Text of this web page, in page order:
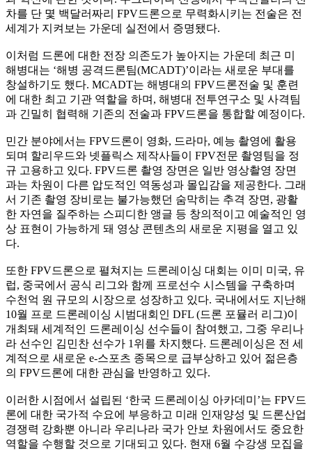
차를 단 몇 백달러짜리 FPV드론으로 무력화시키는 전술은 전
세계가 지켜보는 가운데 실전에서 증명됐다.
이처럼 드론에 대한 전장 의존도가 높아지는 가운데 최근 미
해병대는 ‘해병 공격드론팀(MCADT)’이라는 새로운 부대를
창설하기도 했다. MCADT는 해병대의 FPV드론전술 및 훈련
에 대한 최고 기관 역할을 하며, 해병대 전투연구소 및 사격팀
과 긴밀히 협력해 기존의 전술과 FPV드론을 통합할 예정이다.
민간 분야에서는 FPV드론이 영화, 드라마, 예능 촬영에 활용
되며 할리우드와 넷플릭스 제작사들이 FPV전문 촬영팀을 정
규 고용하고 있다. FPV드론 촬영 장면은 일반 영상촬영 장면
과는 차원이 다른 압도적인 역동성과 몰입감을 제공한다. 그래
서 기존 촬영 장비로는 불가능했던 숨막히는 추격 장면, 광활
한 자연을 질주하는 스피디한 앵글 등 창의적이고 예술적인 영
상 표현이 가능하게 돼 영상 콘텐츠의 새로운 지평을 열고 있
다.
또한 FPV드론으로 펼쳐지는 드론레이싱 대회는 이미 미국, 유
럽, 중국에서 공식 리그와 함께 프로선수 시스템을 구축하며
수천억 원 규모의 시장으로 성장하고 있다. 국내에서도 지난해
10월 프로 드론레이싱 시범대회인 DFL (드론 포뮬러 리그)이
개최돼 세계적인 드론레이싱 선수들이 참여했고, 그중 우리나
라 선수인 김민찬 선수가 1위를 차지했다. 드론레이싱은 전 세
계적으로 새로운 e-스포츠 종목으로 급부상하고 있어 젊은층
의 FPV드론에 대한 관심을 반영하고 있다.
이러한 시점에서 설립된 ‘한국 드론레이싱 아카데미’는 FPV드
론에 대한 국가적 수요에 부응하고 미래 인재양성 및 드론산업
경쟁력 강화뿐 아니라 우리나라 국가 안보 차원에서도 중요한
역할을 수행할 것으로 기대되고 있다. 현재 6월 수강생 모집을